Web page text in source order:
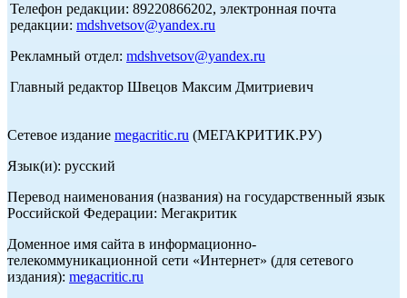
Телефон редакции: 89220866202, электронная почта
редакции: mdshvetsov@yandex.ru
Рекламный отдел: mdshvetsov@yandex.ru
Главный редактор Швецов Максим Дмитриевич
Сетевое издание megacritic.ru (МЕГАКРИТИК.РУ)
Язык(и): русский
Перевод наименования (названия) на государственный язык
Российской Федерации: Мегакритик
Доменное имя сайта в информационно-
телекоммуникационной сети «Интернет» (для сетевого
издания): megacritic.ru